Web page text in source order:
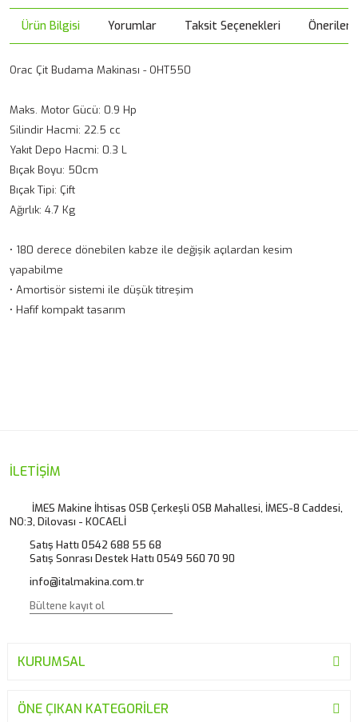
Ürün Bilgisi Yorumlar Taksit Seçenekleri
Orac Çit Budama Makinası - OHT550
Maks. Motor Gücü: 0.9 Hp
Silindir Hacmi: 22.5 cc
Yakıt Depo Hacmi: 0.3 L
Bıçak Boyu: 50cm
Bıçak Tipi: Çift
Ağırlık: 4.7 Kg
• 180 derece dönebilen kabze ile değişik açılardan kesim
yapabilme
• Amortisör sistemi ile düşük titreşim
• Hafif kompakt tasarım
Ürün resmi kalitesiz, bozuk veya görüntülenemiyor.
Ürün bilgilerinde hatalar bulunuyor.
Ürün fiyatı diğer sitelerden daha pahalı.
Bu ürüne benzer farklı alternatifler olmalı.
İLETİŞİM
İMES Makine İhtisas OSB Çerkeşli OSB Mahallesi, İMES-8 Caddesi,
NO:3, Dilovası - KOCAELİ
Satış Hattı 0542 688 55 68
Satış Sonrası Destek Hattı 0549 560 70 90
info@italmakina.com.tr
KURUMSAL
ÖNE ÇIKAN KATEGORİLER